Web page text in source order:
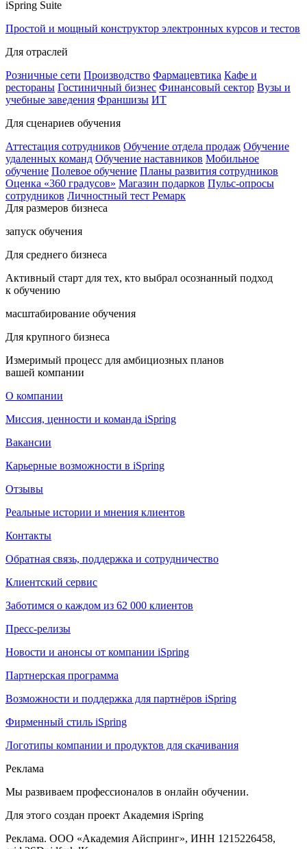
iSpring Suite
Простой и мощный конструктор электронных курсов и тестов
Для отраслей
Розничные сети Производство Фармацевтика Кафе и
рестораны Гостиничный бизнес Финансовый сектор Вузы и
учебные заведения Франшизы ИТ
Для сценариев обучения
Аттестация сотрудников Обучение отдела продаж Обучение
удаленных команд Обучение наставников Мобильное
обучение Полевое обучение Планы развития сотрудников
Оценка «360 градусов» Магазин подарков Пульс-опросы
сотрудников Личностный тест Ремарк
Для размеров бизнеса
запуск обучения
Для среднего бизнеса
Активный старт для тех, кто выбрал осознанный подход
к обучению
масштабирование обучения
Для крупного бизнеса
Измеримый процесс для амбициозных планов
вашей компании
О компании
Миссия, ценности и команда iSpring
Вакансии
Карьерные возможности в iSpring
Отзывы
Реальные истории и мнения клиентов
Контакты
Обратная связь, поддержка и сотрудничество
Клиентский сервис
Заботимся о каждом из 62 000 клиентов
Пресс-релизы
Новости и анонсы от компании iSpring
Партнерская программа
Возможности и поддержка для партнёров iSpring
Фирменный стиль iSpring
Логотипы компании и продуктов для скачивания
Реклама
Мы развиваем профессионалов в онлайн обучении.
Для этого создан проект Академия iSpring
Реклама. ООО «Академия Айспринг», ИНН 1215226458,